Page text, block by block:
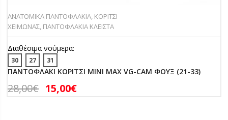
ΑΝΑΤΟΜΙΚΑ ΠΑΝΤΟΦΛΑΚΙΑ, ΚΟΡΙΤΣΙ
ΧΕΙΜΩΝΑΣ, ΠΑΝΤΟΦΛΑΚΙΑ ΚΛΕΙΣΤΑ
Διαθέσιμα νούμερα:
30 27 31
ΠΑΝΤΟΦΛΑΚΙ ΚΟΡΙΤΣΙ MINI MAX VG-CAM ΦΟΥΞ (21-33)
28,00€ 15,00€